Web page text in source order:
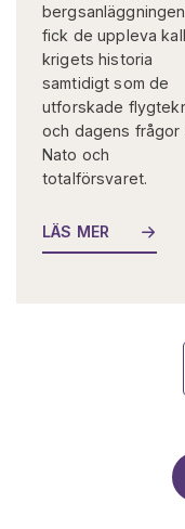
bergsanläggningen
fick de uppleva
krigets historia
samtidigt som de
utforskade
och dagens frågor
Nato och
totalförsvaret.
LÄS MER